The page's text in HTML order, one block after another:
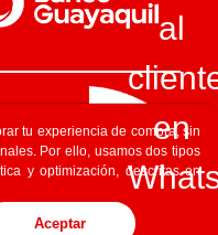
tu experiencia de compra, sin
Por ello, usamos dos tipos
y optimización, descritas en
Aceptar